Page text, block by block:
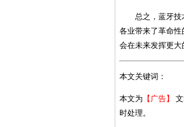
总之，蓝牙技
各业带来了革命
会在未来发挥更大
本文关键词：
本文为 【广告】
时处理。